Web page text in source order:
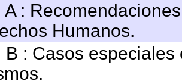
A :
Humanos.
B : Casos